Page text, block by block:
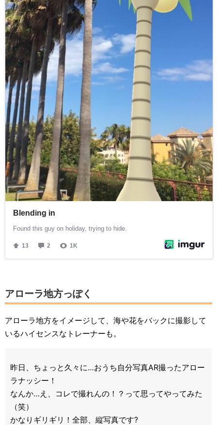
アローラ地方っぽく
アローラ地方をイメージして、海や花をバックに撮影して
いるハイセンスなトレーナーも。
昨日、ちょっと久々に…おうち自分写真AR撮ったアロー
ラナッシー！
なんか…え、コレで撮れんの！？って思ってやってみた
（笑）
かなりギリギリ！全部、縦写真です?